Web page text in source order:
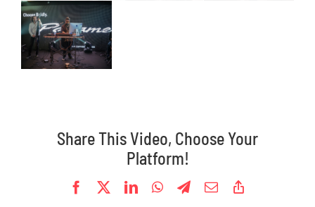
Share This Video, Choose Your
Platform!
FacebookLinkedInWhatsApp
Telegram
Email